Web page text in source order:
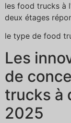
les food trucks à
deux étages
le type de food
Les
de
trucks à
2025